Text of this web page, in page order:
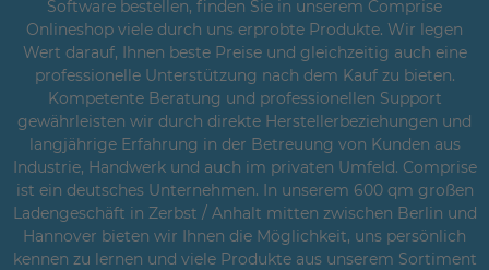
Software bestellen, finden Sie in unserem Comprise
Onlineshop viele durch uns erprobte Produkte. Wir legen
Wert darauf, Ihnen beste Preise und gleichzeitig auch eine
professionelle Unterstützung nach dem Kauf zu bieten.
Kompetente Beratung und professionellen Support
gewährleisten wir durch direkte Herstellerbeziehungen und
langjährige Erfahrung in der Betreuung von Kunden aus
Industrie, Handwerk und auch im privaten Umfeld. Comprise
ist ein deutsches Unternehmen. In unserem 600 qm großen
Ladengeschäft in Zerbst / Anhalt mitten zwischen Berlin und
Hannover bieten wir Ihnen die Möglichkeit, uns persönlich
kennen zu lernen und viele Produkte aus unserem Sortiment